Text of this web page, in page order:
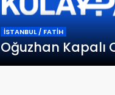
İSTANBUL / FATİH
Oğuzhan Kapalı